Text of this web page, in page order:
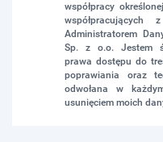
współpracy
współpracujących
Administratorem
Sp. z o.o. Jestem
prawa dostępu do
poprawiania oraz
odwołana w
usunięciem moich